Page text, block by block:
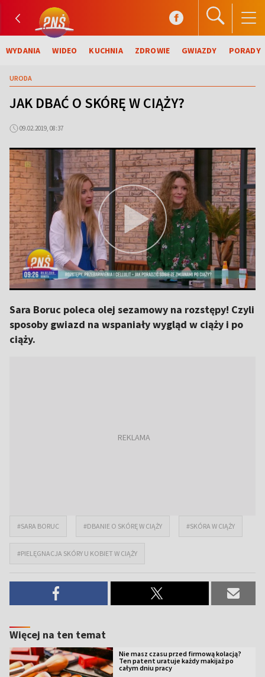
WYDANIA WIDEO KUCHNIA ZDROWIE GWIAZDY PORADY
URODA
JAK DBAĆ O SKÓRĘ W CIĄŻY?
09.02.2019, 08:37
Sara Boruc poleca olej sezamowy na rozstępy! Czyli
sposoby gwiazd na wspaniały wygląd w ciąży i po
ciąży.
#SARA BORUC #DBANIE O SKÓRĘ W CIĄŻY #SKÓRA W CIĄŻY
#PIELĘGNACJA SKÓRY U KOBIET W CIĄŻY
Więcej na ten temat
Nie masz czasu przed firmową kolacją?
Ten patent uratuje każdy makijaż po
całym dniu pracy